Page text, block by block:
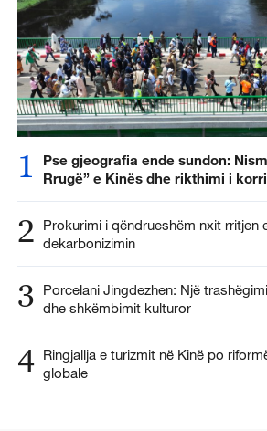
1
Pse gjeografia ende sundon:
Rrugë” e Kinës dhe rikthimi i
2
Prokurimi i qëndrueshëm nxit rritjen
dekarbonizimin
3
Porcelani Jingdezhen: Një
dhe shkëmbimit kulturor
4 Ringjallja e turizmit në Kinë po
globale